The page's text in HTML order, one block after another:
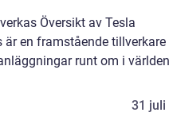
Översikt av Tesla
en framstående tillverkare
runt om i
31 juli